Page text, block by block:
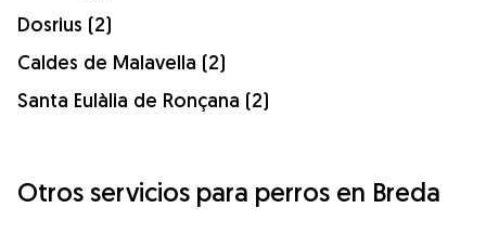
Dosrius (2)
Caldes de Malavella (2)
Santa Eulàlia de Ronçana (2)
Otros servicios para perros en Breda